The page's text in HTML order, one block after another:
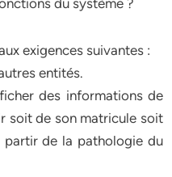
du système ?
exigences suivantes :
entités.
des informations de
soit de son matricule soit
de la pathologie du